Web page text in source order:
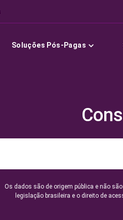
Soluções Pós-Pagas
Os dados são de origem pública e não
legislação brasileira e o direito de